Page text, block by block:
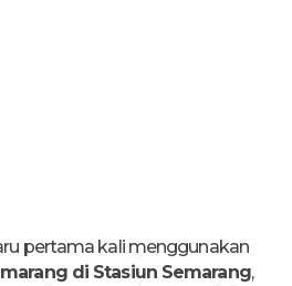
pertama kali menggunakan
di Stasiun Semarang,